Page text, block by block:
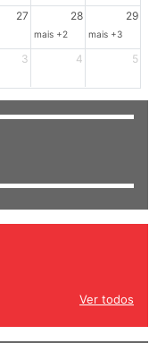
27 28 29
mais +2 mais +3
3 4 5
Ver todos